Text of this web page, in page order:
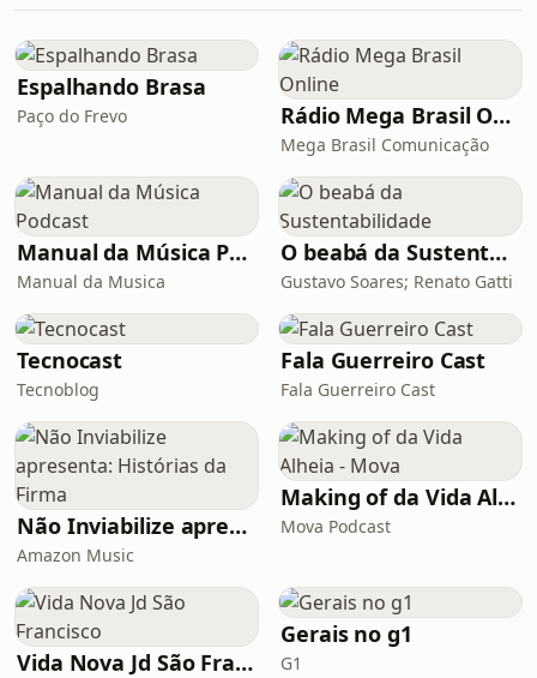
Espalhando Brasa
Paço do Frevo Rádio Mega Brasil Online
Mega Brasil Comunicação
Manual da Música Podcast
Manual da Musica
O beabá da Sustentabilidade
Gustavo Soares; Renato Gatti
Tecnocast
Tecnoblog
Fala Guerreiro Cast
Fala Guerreiro Cast
Não Inviabilize apresenta: Histórias da Firma
Amazon Music
Making of da Vida Alheia - Mova
Mova Podcast
Vida Nova Jd São Francisco
Gerais no g1
G1